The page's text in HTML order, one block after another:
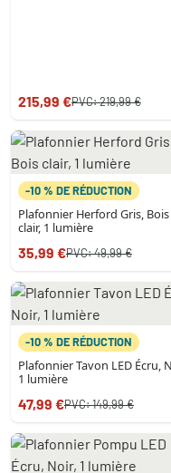
215,99 €PVC:219,99 €
-10 % DE RÉDUCTION
Plafonnier Herford Gris, Bois
clair, 1 lumière
35,99 €PVC:49,99 €
-10 % DE RÉDUCTION
Plafonnier Tavon LED Écru,
1 lumière
47,99 €PVC:149,99 €